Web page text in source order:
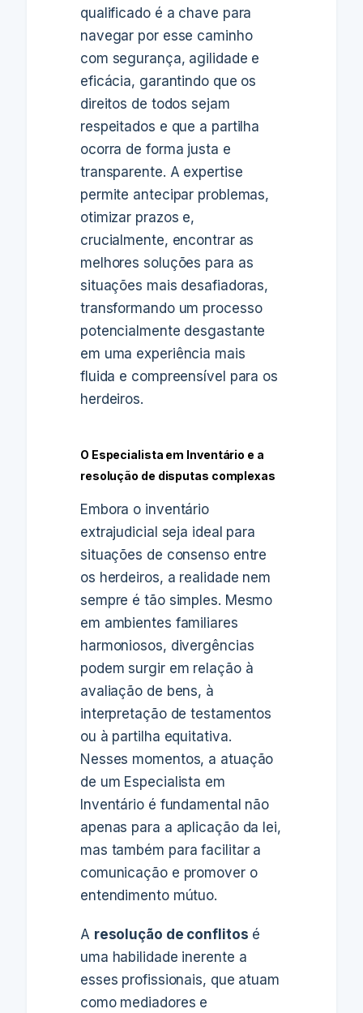
qualificado é a chave para
navegar por esse caminho
com segurança, agilidade e
eficácia, garantindo que os
direitos de todos sejam
respeitados e que a partilha
ocorra de forma justa e
transparente. A expertise
permite antecipar problemas,
otimizar prazos e,
crucialmente, encontrar as
melhores soluções para as
situações mais desafiadoras,
transformando um processo
potencialmente desgastante
em uma experiência mais
fluida e compreensível para os
herdeiros.
O Especialista em Inventário e a
resolução de disputas complexas
Embora o inventário
extrajudicial seja ideal para
situações de consenso entre
os herdeiros, a realidade nem
sempre é tão simples. Mesmo
em ambientes familiares
harmoniosos, divergências
podem surgir em relação à
avaliação de bens, à
interpretação de testamentos
ou à partilha equitativa.
Nesses momentos, a atuação
de um Especialista em
Inventário é fundamental não
apenas para a aplicação da lei,
mas também para facilitar a
comunicação e promover o
entendimento mútuo.
A resolução de conflitos é
uma habilidade inerente a
esses profissionais, que atuam
como mediadores e